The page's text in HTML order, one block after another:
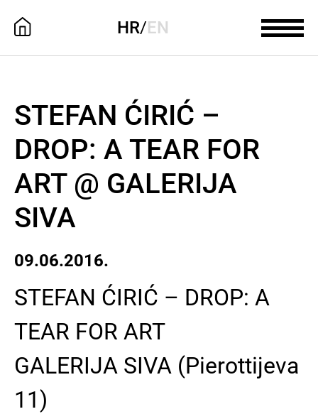
HR/EN
STEFAN ĆIRIĆ –
DROP: A TEAR FOR
ART @ GALERIJA
SIVA
09.06.2016.
STEFAN ĆIRIĆ – DROP: A
TEAR FOR ART
GALERIJA SIVA (Pierottijeva
11)